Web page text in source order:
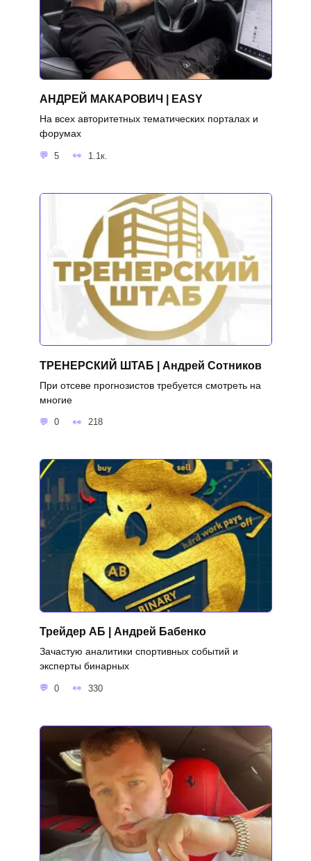
АНДРЕЙ МАКАРОВИЧ | EASY
На всех авторитетных тематических порталах и
форумах
5 1.1к.
ТРЕНЕРСКИЙ ШТАБ | Андрей Сотников
При отсеве прогнозистов требуется смотреть на
многие
0 218
Трейдер АБ | Андрей Бабенко
Зачастую аналитики спортивных событий и
эксперты бинарных
0 330